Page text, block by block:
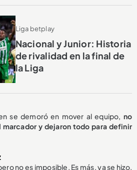
Liga betplay
Nacional y Junior: Historia
de rivalidad en la final de
la Liga
se demoró en mover al equipo, no
y dejaron todo para definir
no es imposible. Es más, ya se hizo.